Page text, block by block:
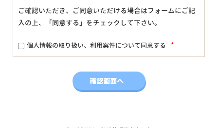
ご確認いただき、ご同意いただける場合はフォームにご記
入の上、「同意する」をチェックして下さい。
個人情報の取り扱い、利用案件について同意する *